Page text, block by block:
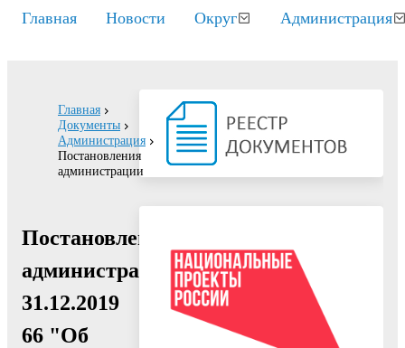
Главная Новости Округ Администрация
Главная
Документы
Администрация
Постановления
администрации
Постановление
администрации
31.12.2019
66 "Об